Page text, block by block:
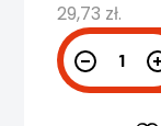
29,73 zł.